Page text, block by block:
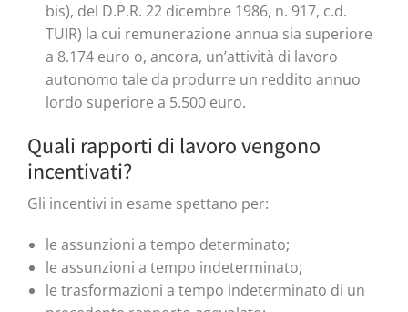
bis), del D.P.R. 22 dicembre 1986, n. 917, c.d.
TUIR) la cui remunerazione annua sia superiore
a 8.174 euro o, ancora, un’attività di lavoro
autonomo tale da produrre un reddito annuo
lordo superiore a 5.500 euro.
Quali rapporti di lavoro vengono
incentivati?
Gli incentivi in esame spettano per:
le assunzioni a tempo determinato;
le assunzioni a tempo indeterminato;
le trasformazioni a tempo indeterminato di un